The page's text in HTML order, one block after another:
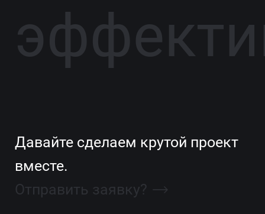
Давайте сделаем крутой проект
вместе.
Отправить заявку?